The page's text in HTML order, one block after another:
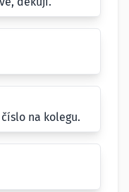
na kolegu.